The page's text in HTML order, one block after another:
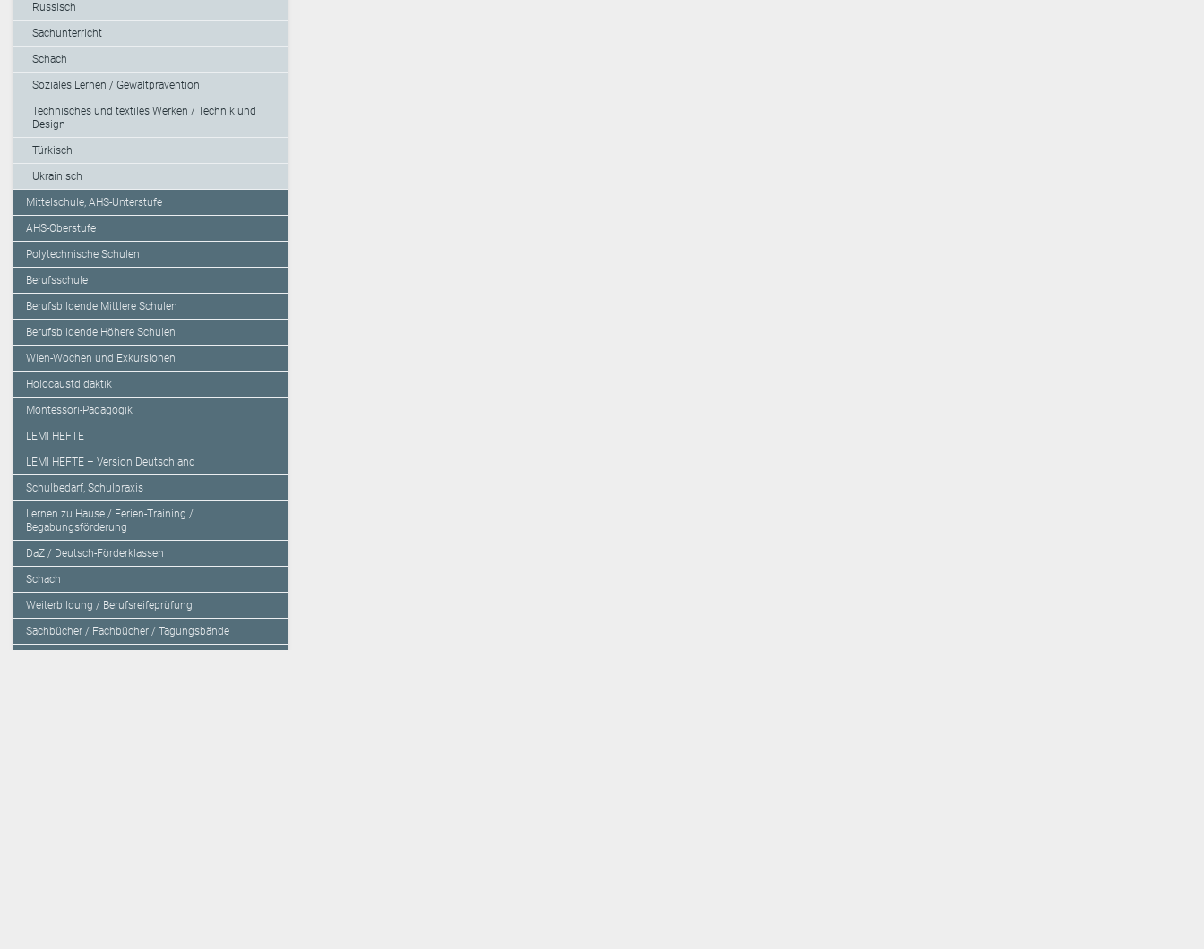
Russisch
Sachunterricht
Schach
Soziales Lernen / Gewaltprävention
Technisches und textiles Werken / Technik und
Design
Türkisch
Ukrainisch
Mittelschule, AHS-Unterstufe
AHS-Oberstufe
Polytechnische Schulen
Berufsschule
Berufsbildende Mittlere Schulen
Berufsbildende Höhere Schulen
Wien-Wochen und Exkursionen
Holocaustdidaktik
Montessori-Pädagogik
LEMI HEFTE
LEMI HEFTE – Version Deutschland
Schulbedarf, Schulpraxis
Lernen zu Hause / Ferien-Training /
Begabungsförderung
DaZ / Deutsch-Förderklassen
Schach
Weiterbildung / Berufsreifeprüfung
Sachbücher / Fachbücher / Tagungsbände